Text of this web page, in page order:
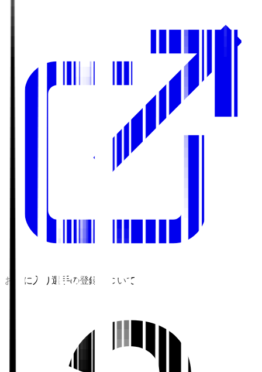
お気に入り選手の登録について